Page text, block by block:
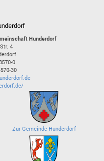
Hunderdorf
4
0
30
Zur Gemeinde Hunderdorf